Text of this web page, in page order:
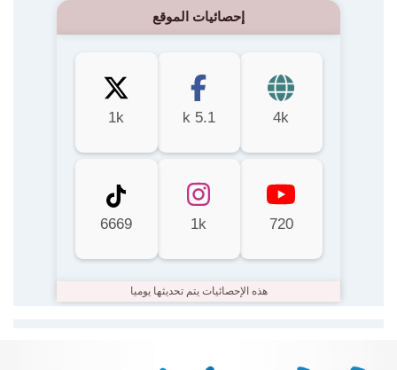
إحصائيات الموقع
4k
5.1 k
1k
720
1k
6669
هذه الإحصائيات يتم تحديثها يوميا